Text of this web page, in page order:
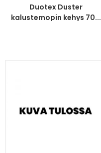
Duotex Duster
kalustemopin kehys 70...